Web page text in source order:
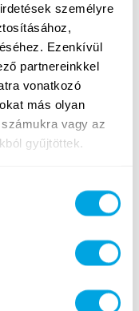
személyre
Ezenkívül
partnereinkkel
vonatkozó
más olyan
vagy az
gyűjtöttek.
felkészítjük, hogy
alatt találhatsz